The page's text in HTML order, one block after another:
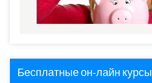
Бесплатные он-лайн курсы